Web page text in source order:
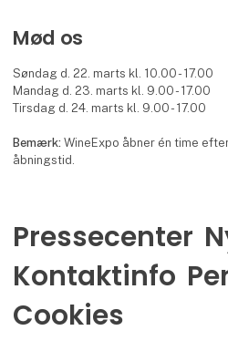
Mød os
Søndag d. 22. marts kl. 10.00 - 17.00
Mandag d. 23. marts kl. 9.00 - 17.00
Tirsdag d. 24. marts kl. 9.00 - 17.00
Bemærk:WineExpo åbner én time
åbningstid.
Pressecenter
Kontaktinfo
Cookies